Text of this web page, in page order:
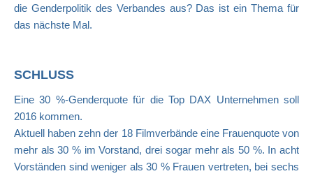
die Genderpolitik des Verbandes aus? Das ist ein Thema für
das nächste Mal.
SCHLUSS
Eine 30 %-Genderquote für die Top DAX Unternehmen soll
2016 kommen.
Aktuell haben zehn der 18 Filmverbände eine Frauenquote von
mehr als 30 % im Vorstand, drei sogar mehr als 50 %. In acht
Vorständen sind weniger als 30 % Frauen vertreten, bei sechs